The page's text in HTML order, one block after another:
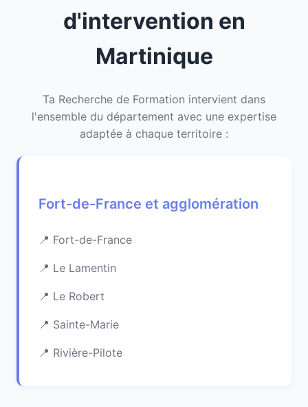
d'intervention en
Martinique
Ta Recherche de Formation intervient dans
l'ensemble du département avec une expertise
adaptée à chaque territoire :
Fort-de-France et agglomération
Fort-de-France
Le Lamentin
Le Robert
Sainte-Marie
Rivière-Pilote